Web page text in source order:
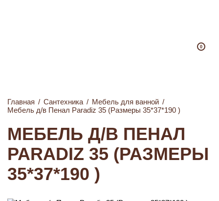
0
Главная / Сантехника / Мебель для ванной /
Мебель д/в Пенал Paradiz 35 (Размеры 35*37*190 )
МЕБЕЛЬ Д/В ПЕНАЛ
PARADIZ 35 (РАЗМЕРЫ
35*37*190 )